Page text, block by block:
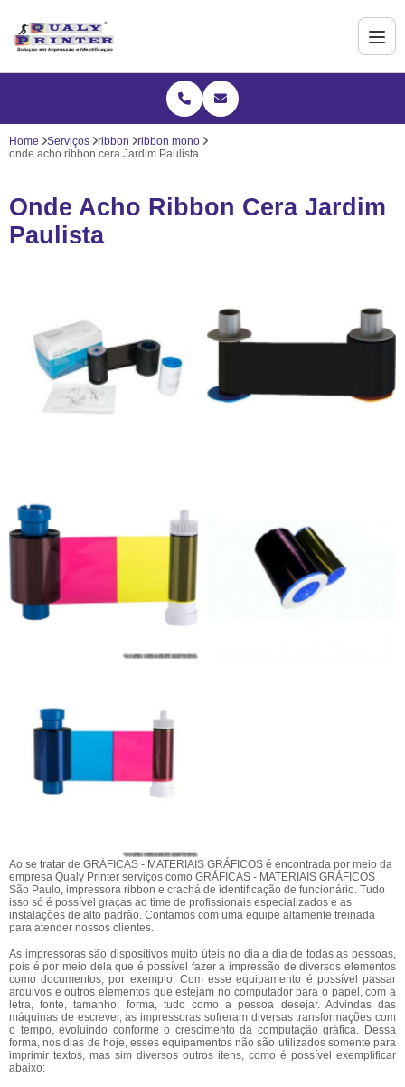
Home Serviços ribbon
ribbon mono
onde acho ribbon cera Jardim Paulista
Onde Acho Ribbon Cera Jardim
Paulista
Ao se tratar de GRÁFICAS - MATERIAIS GRÁFICOS é encontrada por meio da
empresa Qualy Printer serviços como GRÁFICAS - MATERIAIS GRÁFICOS
São Paulo, impressora ribbon e crachá de identificação de funcionário. Tudo
isso só é possível graças ao time de profissionais especializados e as
instalações de alto padrão. Contamos com uma equipe altamente treinada
para atender nossos clientes.
As impressoras são dispositivos muito úteis no dia a dia de todas as pessoas,
pois é por meio dela que é possível fazer a impressão de diversos elementos
como documentos, por exemplo. Com esse equipamento é possível passar
arquivos e outros elementos que estejam no computador para o papel, com a
letra, fonte, tamanho, forma, tudo como a pessoa desejar. Advindas das
máquinas de escrever, as impressoras sofreram diversas transformações com
o tempo, evoluindo conforme o crescimento da computação gráfica. Dessa
forma, nos dias de hoje, esses equipamentos não são utilizados somente para
imprimir textos, mas sim diversos outros itens, como é possível exemplificar
abaixo: